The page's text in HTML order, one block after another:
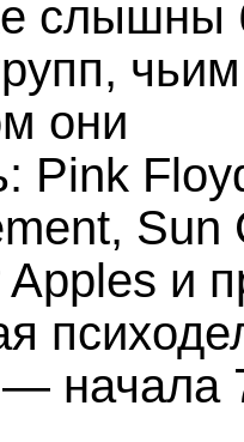
слышны
чьим
они
Pink
Sun
и
— начала